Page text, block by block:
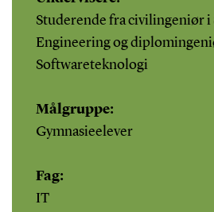
Studerende fra civilingeniør i
Engineering og
Softwareteknologi
Målgruppe:
Gymnasieelever
Fag:
IT